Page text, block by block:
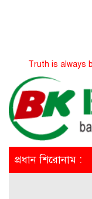
is always beautiful
প্রধান শিরোনাম :